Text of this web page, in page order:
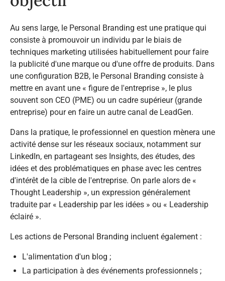
Au sens large, le Personal Branding est une pratique qui
consiste à promouvoir un individu par le biais de
techniques marketing utilisées habituellement pour faire
la publicité d'une marque ou d'une offre de produits. Dans
une configuration B2B, le Personal Branding consiste à
mettre en avant une « figure de l'entreprise », le plus
souvent son CEO (PME) ou un cadre supérieur (grande
entreprise) pour en faire un autre canal de LeadGen.​
Dans la pratique, le professionnel en question mènera une
activité dense sur les réseaux sociaux, notamment sur
LinkedIn, en partageant ses Insights, des études, des
idées et des problématiques en phase avec les centres
d'intérêt de la cible de l'entreprise. On parle alors de «
Thought Leadership », un expression généralement
traduite par « Leadership par les idées » ou « Leadership
éclairé ».​
Les actions de Personal Branding incluent également :​
L'alimentation d'un blog ;
La participation à des événements professionnels ;